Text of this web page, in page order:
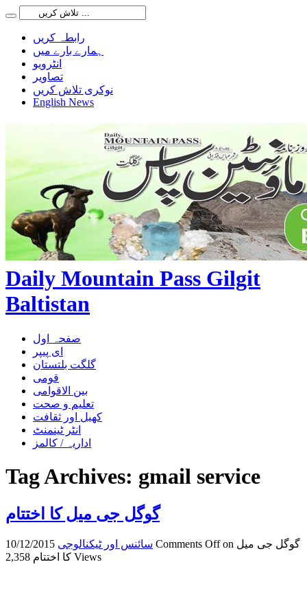
رابطہ کریں
ہمارے بارے میں
انٹرویو
تصاویر
نوکری تلاش کریں
English News
Daily Mountain Pass Gilgit
Baltistan
صفحہ اول
ای پیپر
گلگت بلتستان
قومی
بین الاقوامی
تعلیم و صحت
کھیل اور ثقافت
انٹر ٹینمنٹ
اداریہ / کالمز
Tag Archives: gmail service
گوگل جی میل کا اختتام
10/12/2015 سائنس اور ٹیکنالوجی Comments Offon گوگل جی میل
کا اختتام 2,358 Views